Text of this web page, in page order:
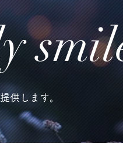
供します。